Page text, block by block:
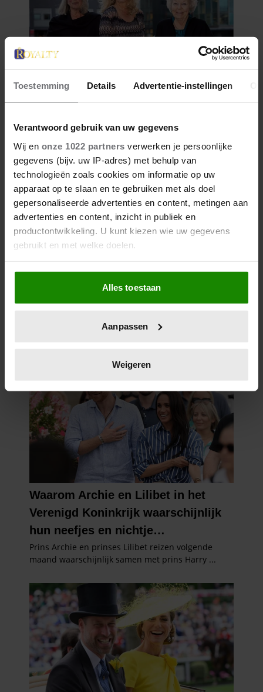
Toestemming Details Advertentie-instellingen
Verantwoord gebruik van uw gegevens
Wij en onze 1022 partners verwerken je persoonlijke
gegevens (bijv. uw IP-adres) met behulp van
technologieën zoals cookies om informatie op uw
apparaat op te slaan en te gebruiken met als doel
gepersonaliseerde advertenties en content, metingen aan
advertenties en content, inzicht in publiek en
productontwikkeling. U kunt kiezen wie uw gegevens
gebruikt en met welke doelen.
Als u het toestaat, willen we ook graag:
Informatie verzamelen over uw geografische
locatie, die tot een paar meter nauwkeurig kan zijn
scannen op specifieke eigenschappen (fingerprinting)
verwerkt en stel uw voorkeuren in het
intrekken in de Cookieverklaring.
We gebruiken cookies om content en advertenties te
personaliseren, om functies voor social media te bieden
en om ons websiteverkeer te analyseren. Ook delen we
informatie over uw gebruik van onze site met onze
partners voor social media, adverteren en analyse. Deze
partners kunnen deze gegevens combineren met andere
verzameld op basis van uw gebruik van hun services. U
gaat akkoord met onze cookies als u onze website blijft
gebruiken.
Alles toestaan
Aanpassen
Weigeren